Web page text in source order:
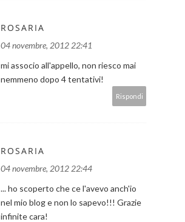
ROSARIA
04 novembre, 2012 22:41
mi associo all'appello, non riesco mai
nemmeno dopo 4 tentativi!
Rispondi
ROSARIA
04 novembre, 2012 22:44
... ho scoperto che ce l'avevo anch'io
nel mio blog e non lo sapevo!!! Grazie
infinite cara!